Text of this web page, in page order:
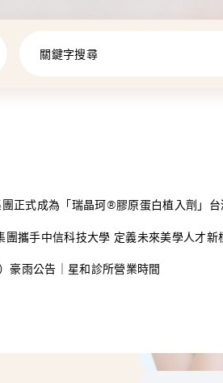
關鍵字搜尋
團正式成為「瑞晶珂®膠原蛋白植入劑」
團攜手中信科技大學 定義未來美學人才新
豪雨公告｜星和診所營業時間